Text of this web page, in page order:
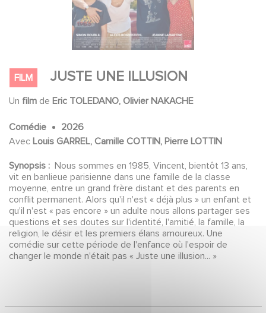
FILM JUSTE UNE ILLUSION
Un film de Eric TOLEDANO, Olivier NAKACHE
Comédie
2026
Avec Louis GARREL, Camille COTTIN, Pierre LOTTIN
Synopsis : Nous sommes en 1985, Vincent, bientôt 13 ans,
vit en banlieue parisienne dans une famille de la classe
moyenne, entre un grand frère distant et des parents en
conflit permanent. Alors qu'il n'est « déjà plus » un enfant et
qu'il n'est « pas encore » un adulte nous allons partager ses
questions et ses doutes sur l'identité, l'amitié, la famille, la
religion, le désir et les premiers élans amoureux. Une
comédie sur cette période de l'enfance où l'espoir de
changer le monde n'était pas « Juste une illusion... »